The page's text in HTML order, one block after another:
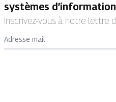
systèmes
Inscrivez-vous à notre lettre
Adresse mail